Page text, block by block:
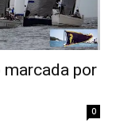
marcada por
0